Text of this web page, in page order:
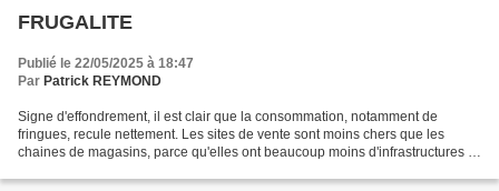
FRUGALITE
Publié le 22/05/2025 à 18:47
Par Patrick REYMOND
Signe d'effondrement, il est clair que la consommation, notamment de
fringues, recule nettement. Les sites de vente sont moins chers que les
chaines de magasins, parce qu'elles ont beaucoup moins d'infrastructures et